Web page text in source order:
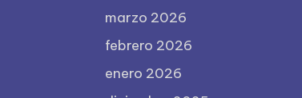
marzo 2026
febrero 2026
enero 2026